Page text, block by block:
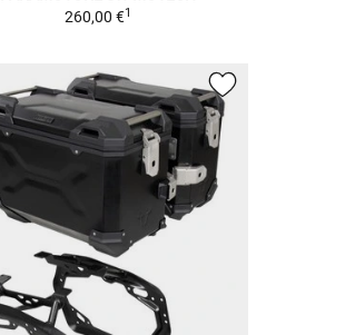
260,00 €1